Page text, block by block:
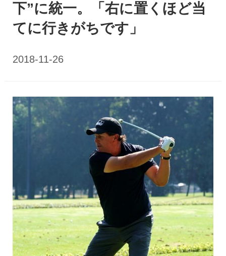
下”に統一。「右に置くほど当
てに行きがちです」